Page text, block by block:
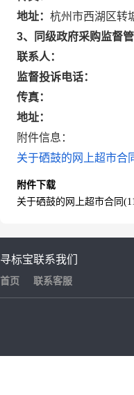
地址： 杭州市西湖区转
3、同级政府采购监督管
联系人：
监督投诉电话：
传真：
地址：
附件信息：
关于硒鼓的网上超市合
附件下载
关于硒鼓的网上超市合同
寻标宝
首页
联系我们
联系客服